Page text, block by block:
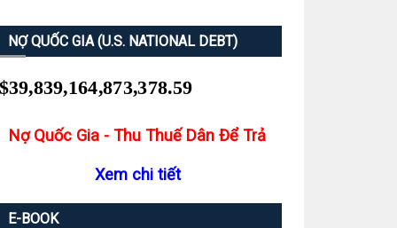
NỢ QUỐC GIA (U.S. NATIONAL DEBT)
Nợ Quốc Gia - Thu Thuế Dân Để Trả
Xem chi tiết
E-BOOK